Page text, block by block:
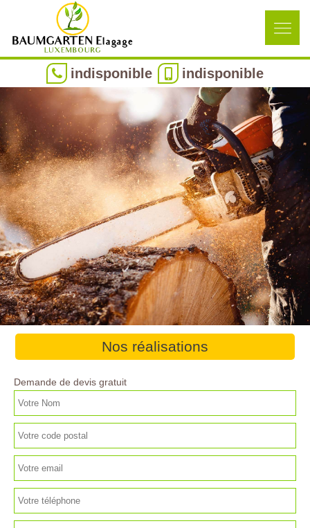
indisponible indisponible
Nos réalisations
Demande de devis gratuit